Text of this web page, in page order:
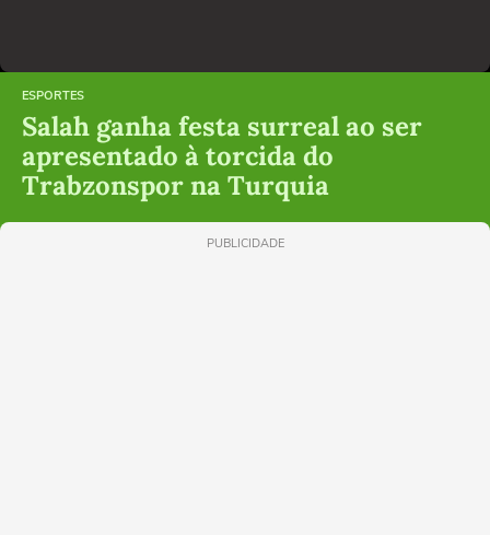
ESPORTES
Salah ganha festa surreal ao ser
apresentado à torcida do
Trabzonspor na Turquia
PUBLICIDADE